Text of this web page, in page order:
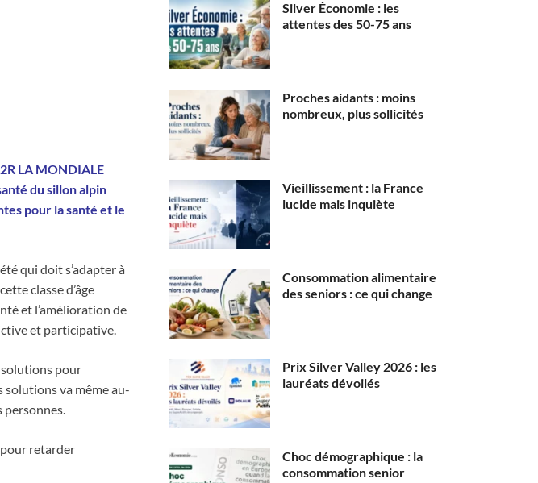
LA MONDIALE
du sillon alpin
pour la santé et le
qui doit s’adapter à
classe d’âge
et l’amélioration de
et participative.
pour
solutions va même au-
personnes.
retarder
Silver Économie : les
attentes des 50-75 ans
Proches aidants : moins
nombreux, plus sollicités
Vieillissement : la France
lucide mais inquiète
Consommation alimentaire
des seniors : ce qui change
Prix Silver Valley 2026 : les
lauréats dévoilés
Choc démographique : la
consommation senior